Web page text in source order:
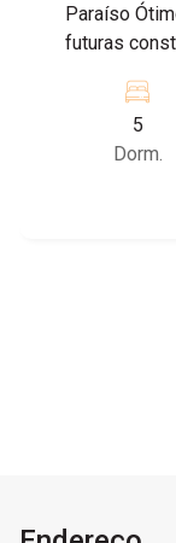
Paraíso
futuras construções
Paraíso,
ideal para
e potencial de
bem
quanto para
5
Dorm.